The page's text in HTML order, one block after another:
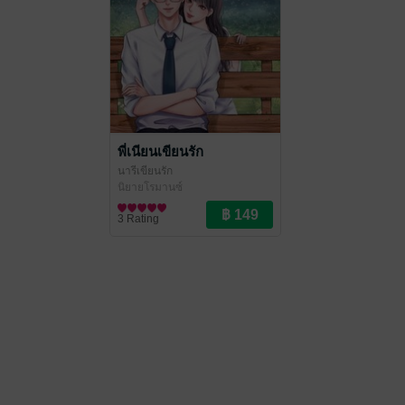
พี่เนียนเขียนรัก
นารีเขียนรัก
นิยายโรมานซ์
3 Rating